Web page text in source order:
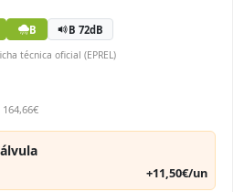
B B 72dB
técnica oficial (EPREL)
+11,50€/un